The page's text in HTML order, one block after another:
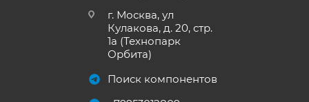
г. Москва, ул
Кулакова, д. 20, стр.
1а (Технопарк
Орбита)
Поиск компонентов